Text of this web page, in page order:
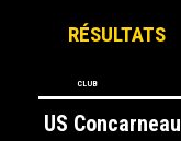
RÉSULTATS
CLUB
US Concarneau